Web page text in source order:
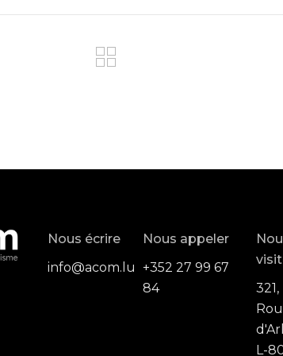
Nous écrire
info@acom.lu
Nous appeler
+352 27 99 67
84
321,
L-